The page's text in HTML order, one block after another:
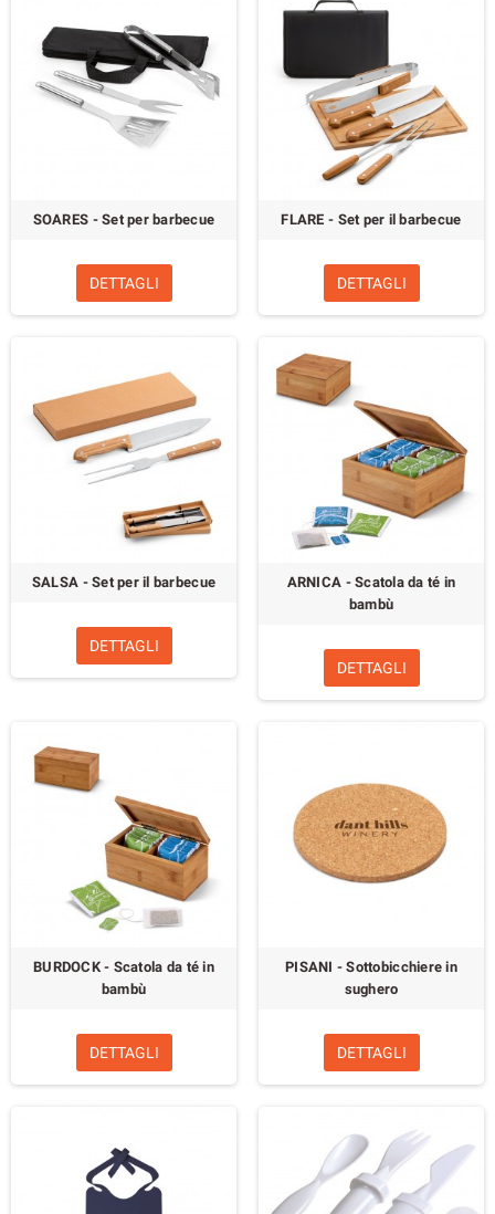
SOARES - Set per barbecue
DETTAGLI
FLARE - Set per il barbecue
DETTAGLI
SALSA - Set per il barbecue
DETTAGLI
ARNICA - Scatola da té in
bambù
DETTAGLI
BURDOCK - Scatola da té in
bambù
DETTAGLI
PISANI - Sottobicchiere in
sughero
DETTAGLI